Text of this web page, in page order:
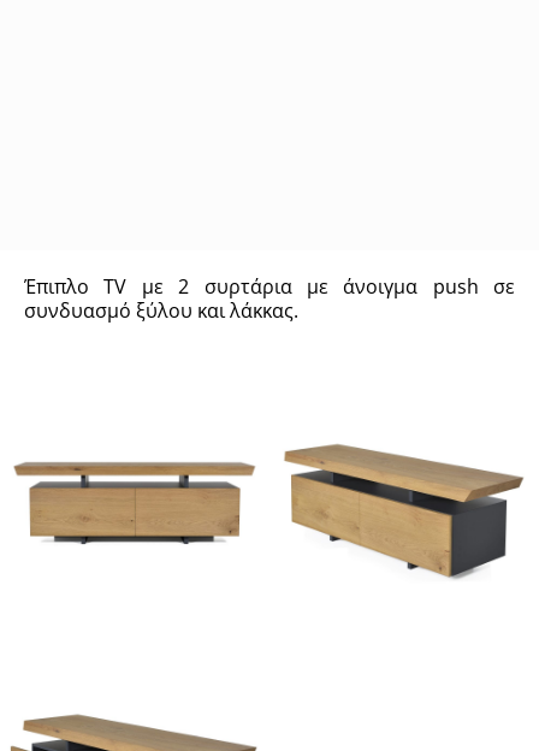
Έπιπλο TV με 2 συρτάρια με άνοιγμα push σε
συνδυασμό ξύλου και λάκκας.